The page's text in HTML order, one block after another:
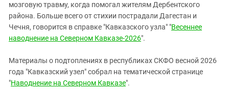
мозговую травму, когда помогал жителям Дербентского
района. Больше всего от стихии пострадали Дагестан и
Чечня, говорится в справке "Кавказского узла" "Весеннее
наводнение на Северном Кавказе-2026".
Материалы о подтоплениях в республиках СКФО весной 2026
года "Кавказский узел" собрал на тематической странице
"Наводнение на Северном Кавказе".